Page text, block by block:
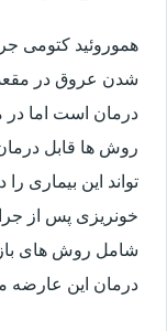
هموروئید کتومی
شدن عروق در مقعد
درمان است اما در
روش ها قابل
تواند این بیماری
خونریزی پس از
شامل روش های
درمان این عارضه